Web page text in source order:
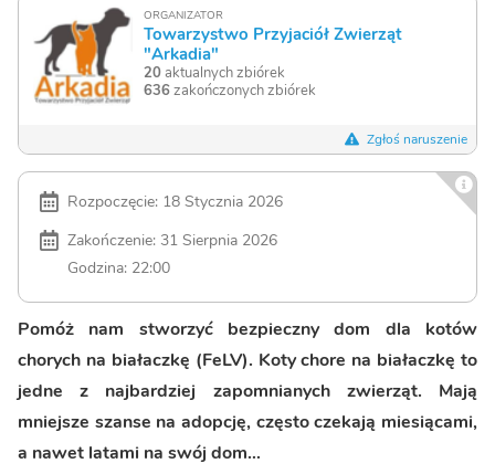
ORGANIZATOR
Towarzystwo Przyjaciół Zwierząt
"Arkadia"
20aktualnych zbiórek
636zakończonych zbiórek
Zgłoś naruszenie
Rozpoczęcie: 18 Stycznia 2026
Zakończenie: 31 Sierpnia 2026
Godzina: 22:00
Pomóż nam stworzyć bezpieczny dom dla kotów
chorych na białaczkę (FeLV). Koty chore na białaczkę to
jedne z najbardziej zapomnianych zwierząt. Mają
mniejsze szanse na adopcję, często czekają miesiącami,
a nawet latami na swój dom…